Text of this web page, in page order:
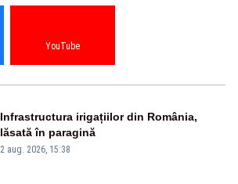
YouTube
Infrastructura irigațiilor din România,
lăsată în paragină
2 aug. 2026, 15:38